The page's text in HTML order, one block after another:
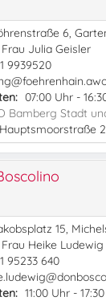
6,
Frau Julia Geisler
9939520
07:00 Uhr -
Bamberg Stadt
Hauptsmoorstraße
15,
Frau Heike Ludewig
95233 640
11:00 Uhr -